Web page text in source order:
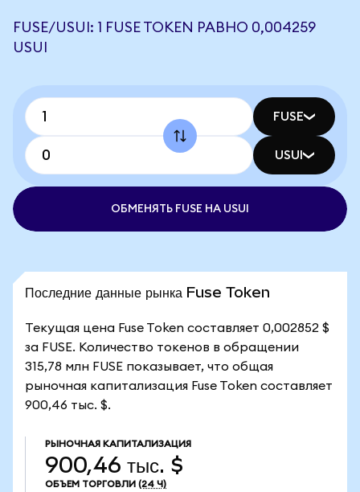
FUSE/USUI: 1 FUSE TOKEN РАВНО 0,004259
USUI
FUSE
USUI
ОБМЕНЯТЬ FUSE НА USUI
Последние данные рынка Fuse Token
Текущая цена Fuse Token составляет 0,002852 $
за FUSE. Количество токенов в обращении
315,78 млн FUSE показывает, что общая
рыночная капитализация Fuse Token составляет
900,46 тыс. $.
РЫНОЧНАЯ КАПИТАЛИЗАЦИЯ
900,46 тыс. $
ОБЪЕМ ТОРГОВЛИ (24 Ч)